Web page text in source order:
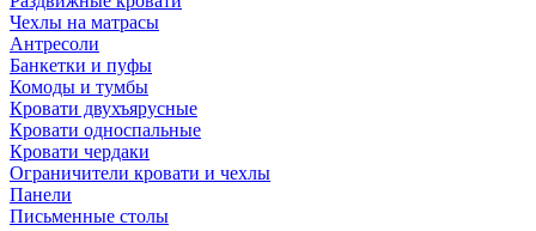
Чехлы на матрасы
Антресоли
Банкетки и пуфы
Комоды и тумбы
Кровати двухъярусные
Кровати односпальные
Кровати чердаки
Ограничители кровати и чехлы
Панели
Письменные столы